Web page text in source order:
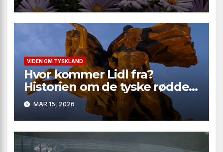
VIDEN OM TYSKLAND
Hvor kommer Lidl fra?
Historien om de tyske rødder
bag en global discount-
kæmpe
MAR 15, 2026